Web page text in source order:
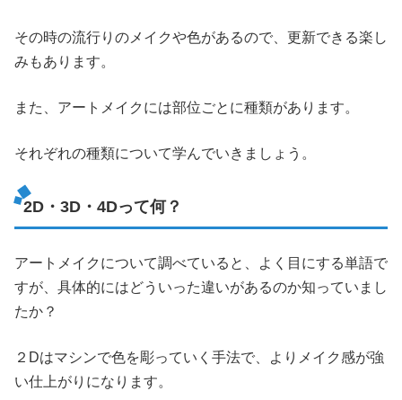
その時の流行りのメイクや色があるので、更新できる楽し
みもあります。
また、アートメイクには部位ごとに種類があります。
それぞれの種類について学んでいきましょう。
2D・3D・4Dって何？
アートメイクについて調べていると、よく目にする単語で
すが、具体的にはどういった違いがあるのか知っていまし
たか？
２Dはマシンで色を彫っていく手法で、よりメイク感が強
い仕上がりになります。